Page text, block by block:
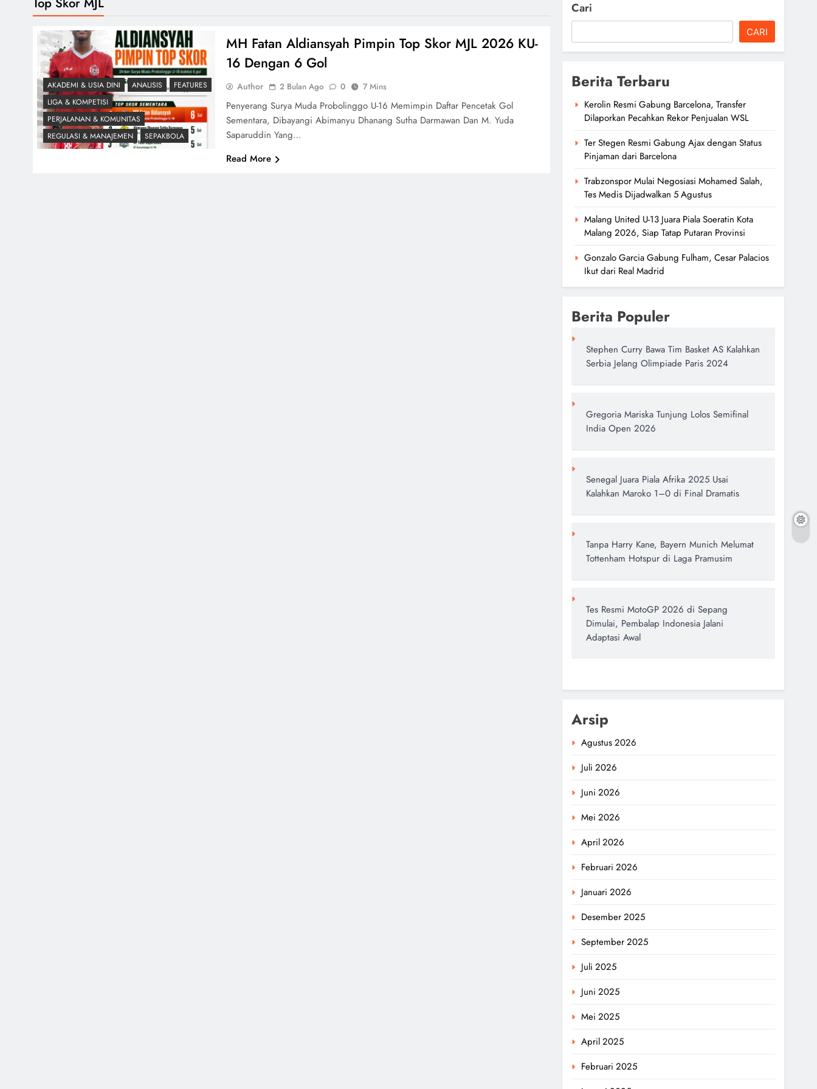
AKADEMI & USIA DINI ANALISIS
FEATURES
LIGA & KOMPETISI
PERJALANAN & KOMUNITAS
REGULASI & MANAJEMEN
SEPAKBOLA
MH Fatan Aldiansyah Pimpin Top Skor MJL 2026 KU-
16 Dengan 6 Gol
Author 2 Bulan Ago 0 7 Mins
Penyerang Surya Muda Probolinggo U-16 Memimpin Daftar Pencetak Gol
Sementara, Dibayangi Abimanyu Dhanang Sutha Darmawan Dan M. Yuda
Saparuddin Yang…
Read More
Cari
CARI
Berita Terbaru
Kerolin Resmi Gabung Barcelona, Transfer
Dilaporkan Pecahkan Rekor Penjualan WSL
Ter Stegen Resmi Gabung Ajax dengan Status
Pinjaman dari Barcelona
Trabzonspor Mulai Negosiasi Mohamed Salah,
Tes Medis Dijadwalkan 5 Agustus
Malang United U-13 Juara Piala Soeratin Kota
Malang 2026, Siap Tatap Putaran Provinsi
Gonzalo Garcia Gabung Fulham, Cesar Palacios
Ikut dari Real Madrid
Berita Populer
Stephen Curry Bawa Tim Basket AS Kalahkan
Serbia Jelang Olimpiade Paris 2024
Gregoria Mariska Tunjung Lolos Semifinal
India Open 2026
Senegal Juara Piala Afrika 2025 Usai
Kalahkan Maroko 1–0 di Final Dramatis
Tanpa Harry Kane, Bayern Munich Melumat
Tottenham Hotspur di Laga Pramusim
Tes Resmi MotoGP 2026 di Sepang
Dimulai, Pembalap Indonesia Jalani
Adaptasi Awal
Arsip
Agustus 2026
Juli 2026
Juni 2026
Mei 2026
April 2026
Februari 2026
Januari 2026
Desember 2025
September 2025
Juli 2025
Juni 2025
Mei 2025
April 2025
Februari 2025